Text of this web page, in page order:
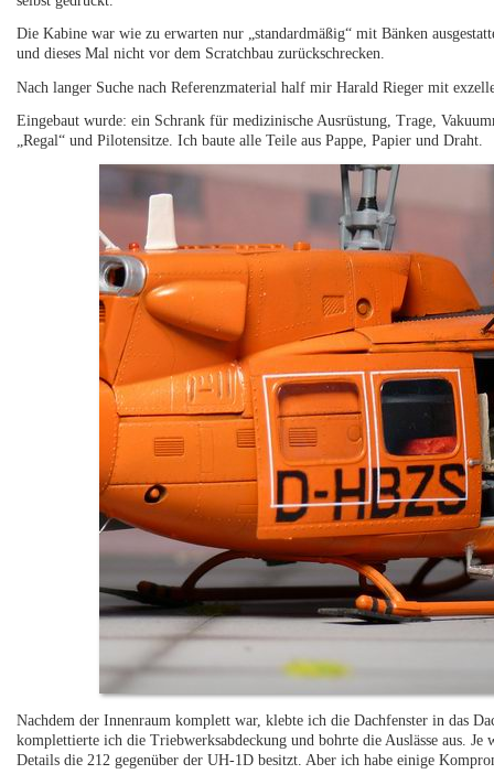
Die Kabine war wie zu erwarten nur „standardmäßig“ mit Bänken
und dieses Mal nicht vor dem Scratchbau zurückschrecken.
Nach langer Suche nach Referenzmaterial half mir Harald Rieger mit
Eingebaut wurde: ein Schrank für medizinische Ausrüstung, Trage,
„Regal“ und Pilotensitze. Ich baute alle Teile aus Pappe, Papier und Draht.
Nachdem der Innenraum komplett war, klebte ich die Dachfenster in das
komplettierte ich die Triebwerksabdeckung und bohrte die Auslässe aus.
Details die 212 gegenüber der UH-1D besitzt. Aber ich habe einige